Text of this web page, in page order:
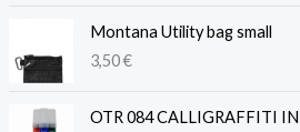
Montana Utility bag small
3,50€
OTR 084 CALLIGRAFFITI